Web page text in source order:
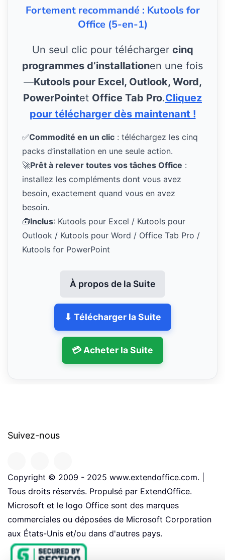
Fortement recommandé : Kutools for
Office (5-en-1)
Un seul clic pour télécharger cinq
programmes d’installationen une fois
—Kutools pour Excel, Outlook, Word,
PowerPointet Office Tab Pro.Cliquez
pour télécharger dès maintenant !
✅Commodité en un clic : téléchargez les cinq
packs d’installation en une seule action.
🚀Prêt à relever toutes vos tâches Office :
installez les compléments dont vous avez
besoin, exactement quand vous en avez
besoin.
🧰Inclus: Kutools pour Excel / Kutools pour
Outlook / Kutools pour Word / Office Tab Pro /
Kutools for PowerPoint
À propos de la Suite
⬇ Télécharger la Suite
💳 Acheter la Suite
Suivez-nous
Copyright © 2009 - 2025 www.extendoffice.com. |
Tous droits réservés. Propulsé par ExtendOffice.
Microsoft et le logo Office sont des marques
commerciales ou déposées de Microsoft Corporation
aux États-Unis et/ou dans d'autres pays.